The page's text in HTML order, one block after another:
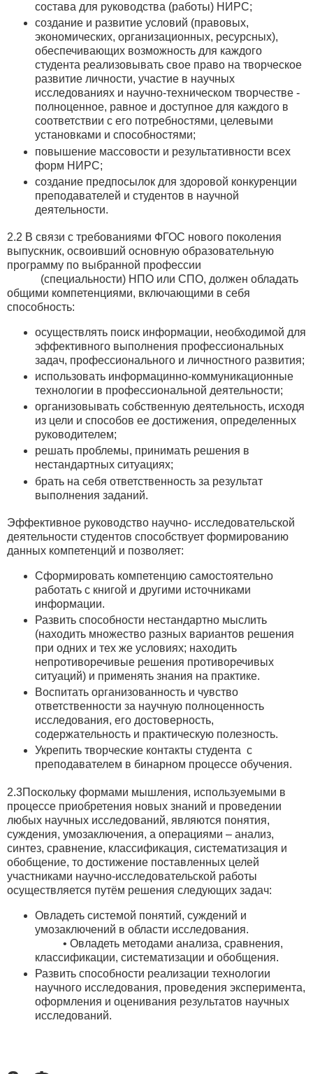
состава для руководства (работы) НИРС;
создание и развитие условий (правовых,
экономических, организационных, ресурсных),
обеспечивающих возможность для каждого
студента реализовывать свое право на творческое
развитие личности, участие в научных
исследованиях и научно-техническом творчестве -
полноценное, равное и доступное для каждого в
соответствии с его потребностями, целевыми
установками и способностями;
повышение массовости и результативности всех
форм НИРС;
создание предпосылок для здоровой конкуренции
преподавателей и студентов в научной
деятельности.
2.2 В связи с требованиями ФГОС нового поколения
выпускник, освоивший основную образовательную
программу по выбранной профессии
(специальности) НПО или СПО, должен обладать
общими компетенциями, включающими в себя
способность:
осуществлять поиск информации, необходимой для
эффективного выполнения профессиональных
задач, профессионального и личностного развития;
использовать информацинно-коммуникационные
технологии в профессиональной деятельности;
организовывать собственную деятельность, исходя
из цели и способов ее достижения, определенных
руководителем;
решать проблемы, принимать решения в
нестандартных ситуациях;
брать на себя ответственность за результат
выполнения заданий.
Эффективное руководство научно- исследовательской
деятельности студентов способствует формированию
данных компетенций и позволяет:
Сформировать компетенцию самостоятельно
работать с книгой и другими источниками
информации.
Развить способности нестандартно мыслить
(находить множество разных вариантов решения
при одних и тех же условиях; находить
непротиворечивые решения противоречивых
ситуаций) и применять знания на практике.
Воспитать организованность и чувство
ответственности за научную полноценность
исследования, его достоверность,
содержательность и практическую полезность.
Укрепить творческие контакты студента с
преподавателем в бинарном процессе обучения.
2.3Поскольку формами мышления, используемыми в
процессе приобретения новых знаний и проведении
любых научных исследований, являются понятия,
суждения, умозаключения, а операциями – анализ,
синтез, сравнение, классификация, систематизация и
обобщение, то достижение поставленных целей
участниками научно-исследовательской работы
осуществляется путём решения следующих задач:
Овладеть системой понятий, суждений и
умозаключений в области исследования.
• Овладеть методами анализа, сравнения,
классификации, систематизации и обобщения.
Развить способности реализации технологии
научного исследования, проведения эксперимента,
оформления и оценивания результатов научных
исследований.